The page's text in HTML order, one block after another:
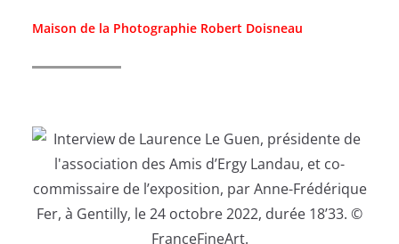
Maison de la Photographie Robert Doisneau